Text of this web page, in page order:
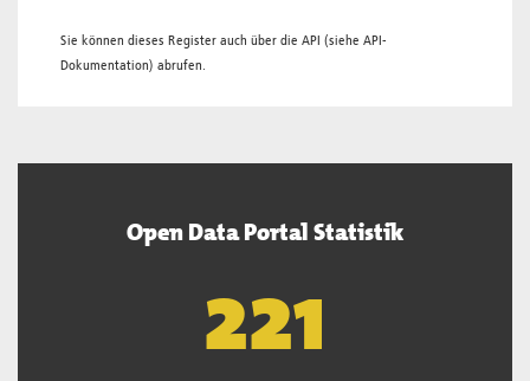
Sie können dieses Register auch über die API (siehe API-
Dokumentation) abrufen.
Open Data Portal Statistik
222